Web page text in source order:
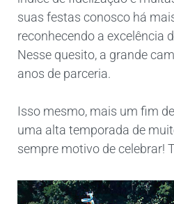
suas festas conosco há
reconhecendo a excelência
Nesse quesito, a grande
anos de parceria.
Isso mesmo, mais um fim
uma alta temporada de
sempre motivo de celebrar!